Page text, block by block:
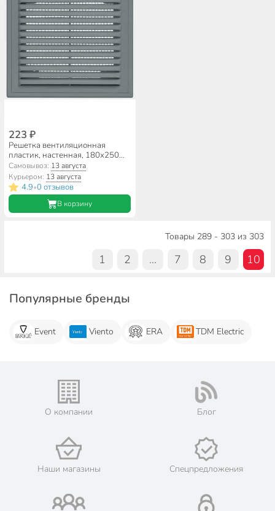
223 ₽
Решетка вентиляционная
пластик, настенная, 180х250
мм, с сеткой, графит, Viento,
1825ВР
Самовывоз: 13 августа
Курьером: 13 августа
4.9•0 отзывов
В корзину
Товары 289 - 303 из 303
1 2 ... 7 8 9 10
Популярные бренды
Event Viento ERA TDM Electric
О компании Блог
Наши магазины Спецпредложения